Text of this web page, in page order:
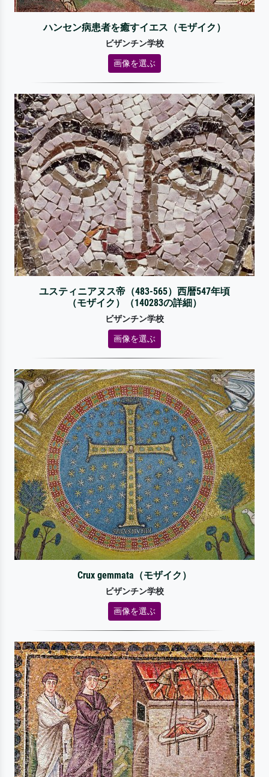
ハンセン病患者を癒すイエス（モザイク）
ビザンチン学校
画像を選ぶ
ユスティニアヌス帝（483-565）西暦547年頃
（モザイク）（140283の詳細）
ビザンチン学校
画像を選ぶ
Crux gemmata（モザイク）
ビザンチン学校
画像を選ぶ